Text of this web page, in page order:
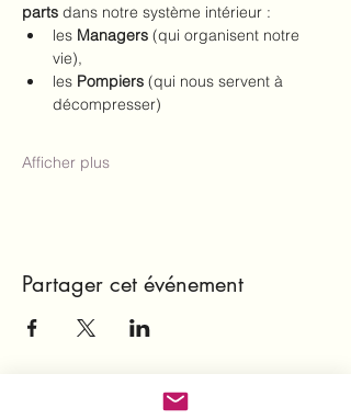
parts dans notre système intérieur :
les Managers (qui organisent notre
vie),
les Pompiers (qui nous servent à
décompresser)
Afficher plus
Partager cet événement